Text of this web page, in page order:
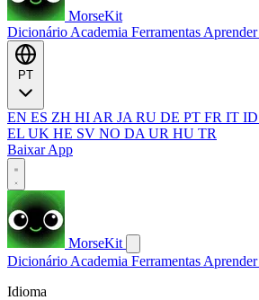
MorseKit
Dicionário Academia Ferramentas Aprender
EN ES ZH HI AR JA RU DE PT FR IT ID
EL UK HE SV NO DA UR HU TR
Baixar App
MorseKit
Dicionário Academia Ferramentas Aprender
Idioma